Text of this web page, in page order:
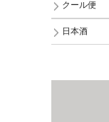
クール便
日本酒